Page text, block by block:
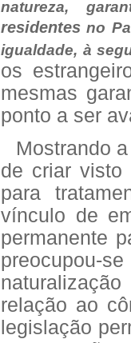
natureza,
residentes no
igualdade, à
os
mesmas
ponto a ser
Mostrando
de criar visto
para
vínculo de
permanente
relação ao
legislação